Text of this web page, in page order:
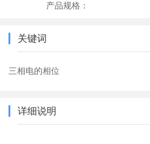
产品规格：
关键词
三相电的相位
详细说明